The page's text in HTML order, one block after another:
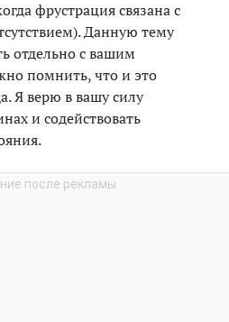
фрустрация связана с
Данную тему
отдельно с вашим
помнить, что и это
Я верю в вашу силу
и содействовать